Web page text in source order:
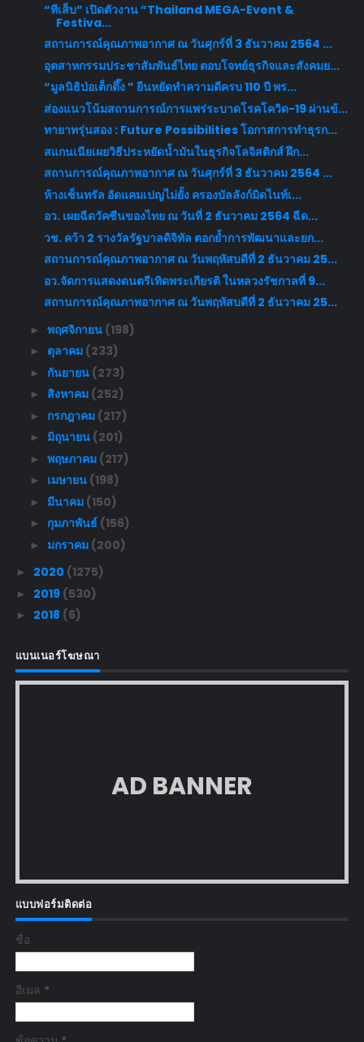
“ทีเส็บ” เปิดตัวงาน “Thailand MEGA-Event &
Festiva...
สถานการณ์คุณภาพอากาศ ณ วันศุกร์ที่ 3 ธันวาคม 2564 ...
อุตสาหกรรมประชาสัมพันธ์ไทย ตอบโจทย์ธุรกิจและสังคมย...
“มูลนิธิป่อเต็กตึ๊ง ” ยืนหยัดทำความดีครบ 110 ปี พร...
ส่องแนวโน้มสถานการณ์การแพร่ระบาดโรคโควิด-19 ผ่านข้...
ทายาทรุ่นสอง : Future Possibilities โอกาสการทำธุรก...
สแกนเนียเผยวิธีประหยัดน้ำมันในธุรกิจโลจิสติกส์ ฝึก...
สถานการณ์คุณภาพอากาศ ณ วันศุกร์ที่ 3 ธันวาคม 2564 ...
ห้างเซ็นทรัล อัดแคมเปญไม่ยั้ง ครองบัลลังก์มิดไนท์เ...
อว. เผยฉีดวัคซีนของไทย ณ วันที่ 2 ธันวาคม 2564 ฉีด...
วช. คว้า 2 รางวัลรัฐบาลดิจิทัล ตอกย้ำการพัฒนาและยก...
สถานการณ์คุณภาพอากาศ ณ วันพฤหัสบดีที่ 2 ธันวาคม 25...
อว.จัดการแสดงดนตรีเทิดพระเกียรติ ในหลวงรัชกาลที่ 9...
สถานการณ์คุณภาพอากาศ ณ วันพฤหัสบดีที่ 2 ธันวาคม 25...
► พฤศจิกายน (198)
► ตุลาคม (233)
► กันยายน (273)
► สิงหาคม (252)
► กรกฎาคม (217)
► มิถุนายน (201)
► พฤษภาคม (217)
► เมษายน (198)
► มีนาคม (150)
► กุมภาพันธ์ (156)
► มกราคม (200)
► 2020 (1275)
► 2019 (530)
► 2018 (6)
แบนเนอร์โฆษณา
AD BANNER
แบบฟอร์มติดต่อ
ชื่อ
อีเมล *